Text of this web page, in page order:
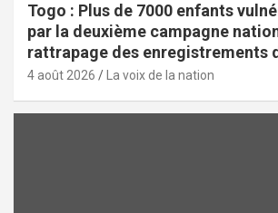
Togo : Plus de 7000 enfants
par la deuxième campagne
rattrapage des enregistrements
4 août 2026 La voix de la nation